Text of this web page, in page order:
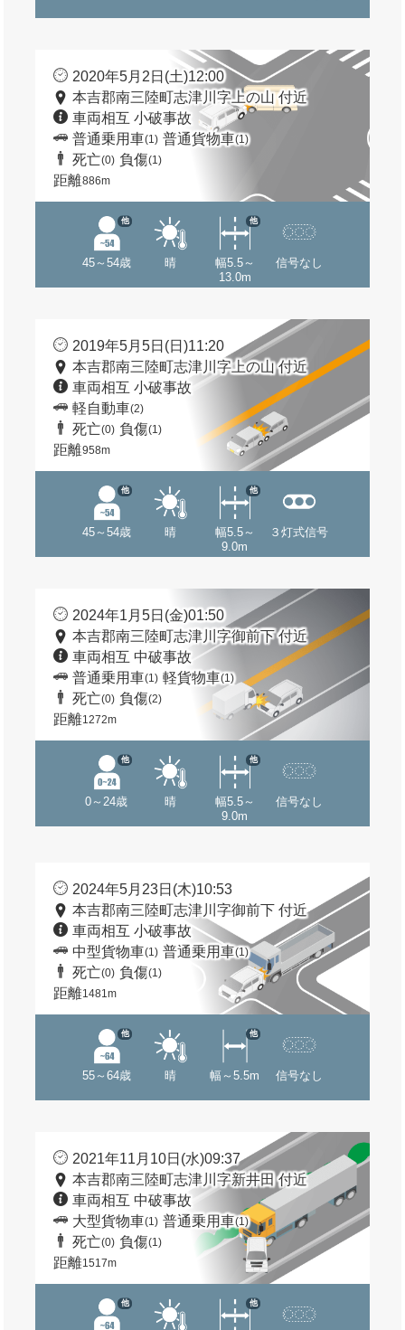
2020年5月2日(土)12:00
本吉郡南三陸町志津川字上の山 付近
車両相互 小破事故
普通乗用車(1) 普通貨物車(1)
死亡(0) 負傷(1)
距離886m
45～54歳
他
晴
幅5.5～
13.0m
他
信号なし
2019年5月5日(日)11:20
本吉郡南三陸町志津川字上の山 付近
車両相互 小破事故
軽自動車(2)
死亡(0) 負傷(1)
距離958m
45～54歳
他
晴
幅5.5～
9.0m
他
３灯式信号
2024年1月5日(金)01:50
本吉郡南三陸町志津川字御前下 付近
車両相互 中破事故
普通乗用車(1) 軽貨物車(1)
死亡(0) 負傷(2)
距離1272m
0～24歳
他
晴
幅5.5～
9.0m
他
信号なし
2024年5月23日(木)10:53
本吉郡南三陸町志津川字御前下 付近
車両相互 小破事故
中型貨物車(1) 普通乗用車(1)
死亡(0) 負傷(1)
距離1481m
55～64歳
他
晴 幅～5.5m
他
信号なし
2021年11月10日(水)09:37
本吉郡南三陸町志津川字新井田 付近
車両相互 中破事故
大型貨物車(1) 普通乗用車(1)
死亡(0) 負傷(1)
距離1517m
他 他